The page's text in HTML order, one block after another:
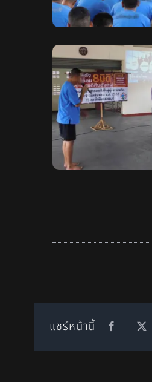
แชร์หน้านี้